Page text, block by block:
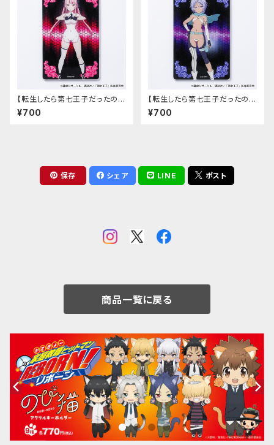
【転生したら第七王子だったの
で、気ままに魔術を極めます】ア
クリルカード（タオ）
¥700
【転生したら第七王子だったの
で、気ままに魔術を極めます】ア
クリルカード（レン）
¥700
保存 シェア LINE ポスト
商品一覧に戻る